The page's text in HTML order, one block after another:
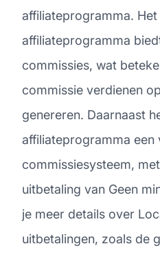
affiliateprogramma.
affiliateprogramma
commissies, wat
commissie verdienen
genereren. Daarnaast
affiliateprogramma een
commissiesysteem,
uitbetaling van Geen
je meer details over
uitbetalingen, zoals de